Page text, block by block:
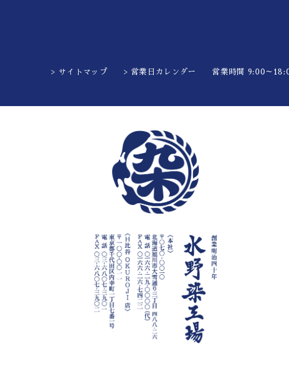
> サイトマップ > 営業日カレンダー 営業時間 9:00～